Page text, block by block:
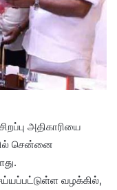
அதிகாரியை
சென்னை
வழக்கில்,